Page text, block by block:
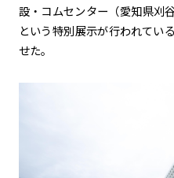
設・コムセンター（愛知県刈
という特別展示が行われてい
せた。